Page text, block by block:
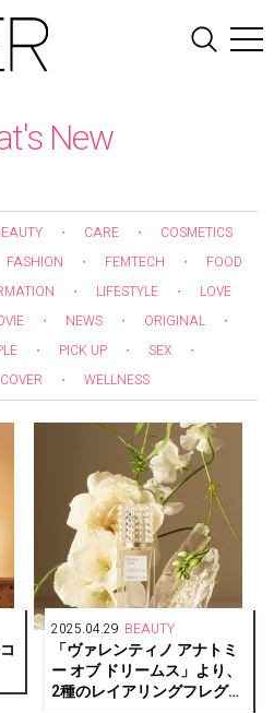
New
・ CARE ・
COSMETICS
FASHION ・ FEMTECH ・
FOOD
・ LIFESTYLE ・
LOVE
・ NEWS ・ ORIGINAL
・
・ PICK UP ・ SEX
・
・ WELLNESS
2025.04.29 BEAUTY
「ヴァレンティノ アナトミ
ー オブ ドリームス」より、
2種のレイアリングフレグラ